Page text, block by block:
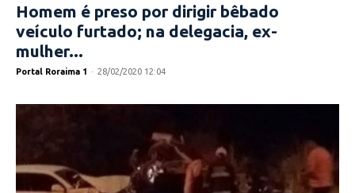
Homem é preso por dirigir bêbado
veículo furtado; na delegacia, ex-
mulher...
Portal Roraima 1 - 28/02/2020 12:04